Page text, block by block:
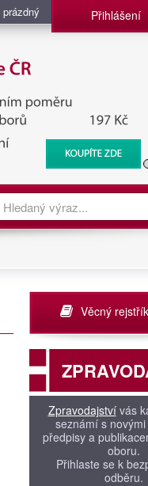
Přihlášení
Věcný
Zpravodajstvívás
seznámí s
předpisy a
oboru.
Přihlaste se k
odběru.